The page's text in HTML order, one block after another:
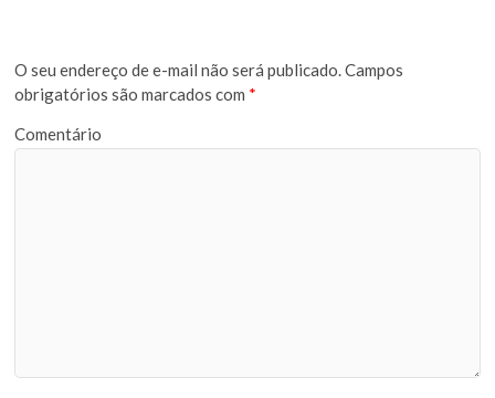
O seu endereço de e-mail não será publicado.Campos
obrigatórios são marcados com *
Comentário